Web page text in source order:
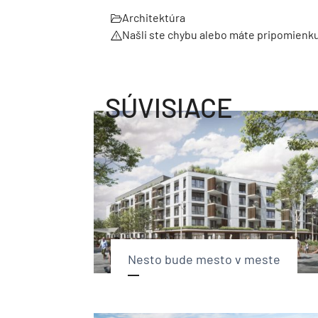
Architektúra
Našli ste chybu alebo máte
SÚVISIACE
Nesto bude mesto v meste